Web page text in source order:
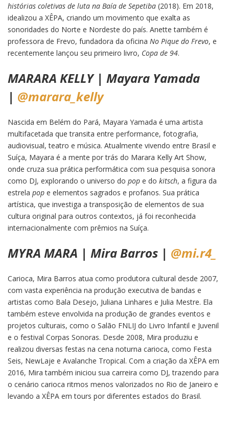
histórias coletivas de luta na Baía de Sepetiba (2018). Em 2018,
idealizou a XÊPA, criando um movimento que exalta as
sonoridades do Norte e Nordeste do país. Anette também é
professora de Frevo, fundadora da oficina No Pique do Frevo, e
recentemente lançou seu primeiro livro, Copa de 94.
MARARA KELLY | Mayara Yamada
| @marara_kelly
Nascida em Belém do Pará, Mayara Yamada é uma artista
multifacetada que transita entre performance, fotografia,
audiovisual, teatro e música. Atualmente vivendo entre Brasil e
Suíça, Mayara é a mente por trás do Marara Kelly Art Show,
onde cruza sua prática performática com sua pesquisa sonora
como DJ, explorando o universo do pop e do kitsch, a figura da
estrela pop e elementos sagrados e profanos. Sua prática
artística, que investiga a transposição de elementos de sua
cultura original para outros contextos, já foi reconhecida
internacionalmente com prêmios na Suíça.
MYRA MARA | Mira Barros | @mi.r4_
Carioca, Mira Barros atua como produtora cultural desde 2007,
com vasta experiência na produção executiva de bandas e
artistas como Bala Desejo, Juliana Linhares e Julia Mestre. Ela
também esteve envolvida na produção de grandes eventos e
projetos culturais, como o Salão FNLIJ do Livro Infantil e Juvenil
e o festival Corpas Sonoras. Desde 2008, Mira produziu e
realizou diversas festas na cena noturna carioca, como Festa
Seis, NewLaje e Avalanche Tropical. Com a criação da XÊPA em
2016, Mira também iniciou sua carreira como DJ, trazendo para
o cenário carioca ritmos menos valorizados no Rio de Janeiro e
levando a XÊPA em tours por diferentes estados do Brasil.